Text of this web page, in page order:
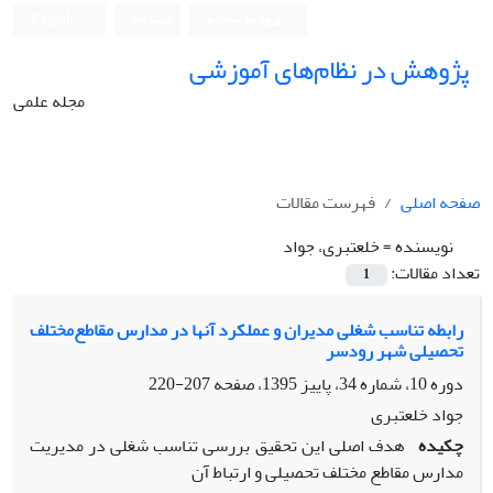
پژوهش در نظام‌های آموزشی
مجله علمی
صفحه اصلی
فهرست مقالات
نویسنده =خلعتبری، جواد
تعداد مقالات:
1
رابطه تناسب شغلی مدیران و عملکرد آنها در مدارس مقاطع‌مختلف
تحصیلی شهر رودسر
دوره 10، شماره 34، پاییز 1395، صفحه
207-220
جواد خلعتبری
چکیده هدف اصلی این تحقیق بررسی تناسب شغلی در مدیریت
مدارس مقاطع مختلف تحصیلی و ارتباط آن